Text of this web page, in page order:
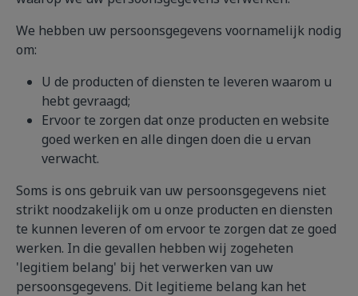
We hebben uw persoonsgegevens voornamelijk nodig
om:
U de producten of diensten te leveren waarom u
hebt gevraagd;
Ervoor te zorgen dat onze producten en website
goed werken en alle dingen doen die u ervan
verwacht.
Soms is ons gebruik van uw persoonsgegevens niet
strikt noodzakelijk om u onze producten en diensten
te kunnen leveren of om ervoor te zorgen dat ze goed
werken. In die gevallen hebben wij zogeheten
'legitiem belang' bij het verwerken van uw
persoonsgegevens. Dit legitieme belang kan het